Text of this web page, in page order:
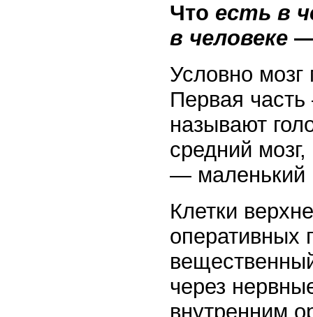
Что есть в
в человеке
Условно мозг
Первая
называют
средний
— маленький
Клетки
оперативных
через
внутренним